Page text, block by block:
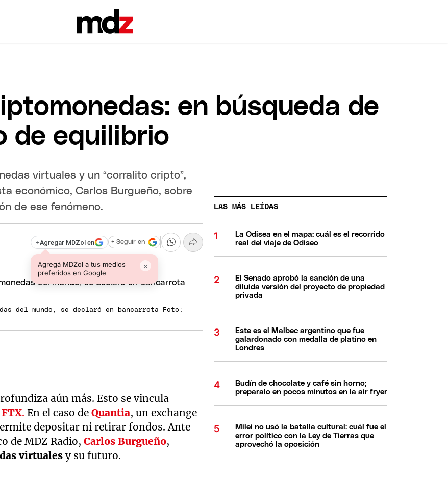
en búsqueda de
de equilibrio
virtuales y un “corralito cripto”,
económico, Carlos Burgueño, sobre
de ese fenómeno.
+Agregar MDZol en
Agregá MDZol a tus medios
preferidos en Google
×
+ Seguir en
del mundo, se declaró en bancarrota Foto:
aún más. Esto se vincula
FTX. En el caso deQuantia, un exchange
depositar ni retirar fondos. Ante
de MDZ Radio,Carlos Burgueño,
virtuales y su futuro.
LAS MÁS LEÍDAS
La Odisea en el mapa: cuál es el recorrido
real del viaje de Odiseo
El Senado aprobó la sanción de una
diluida versión del proyecto de propiedad
privada
Este es el Malbec argentino que fue
galardonado con medalla de platino en
Londres
Budín de chocolate y café sin horno;
preparalo en pocos minutos en la air fryer
Milei no usó la batalla cultural: cuál fue el
error político con la Ley de Tierras que
aprovechó la oposición